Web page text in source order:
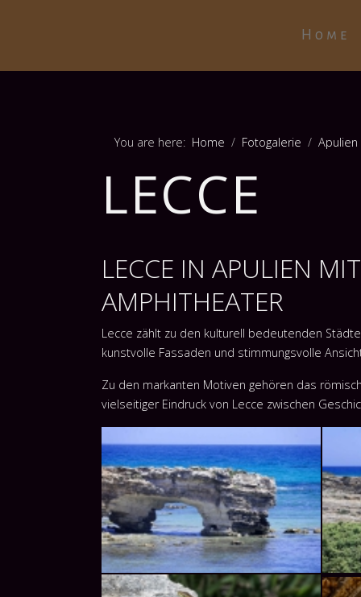
Home
You are here: Home Fotogalerie Apulien
LECCE
LECCE IN APULIEN
AMPHITHEATER
Lecce zählt zu den kulturell bedeutenden
kunstvolle Fassaden und stimmungsvolle
Zu den markanten Motiven gehören das
vielseitiger Eindruck von Lecce zwischen